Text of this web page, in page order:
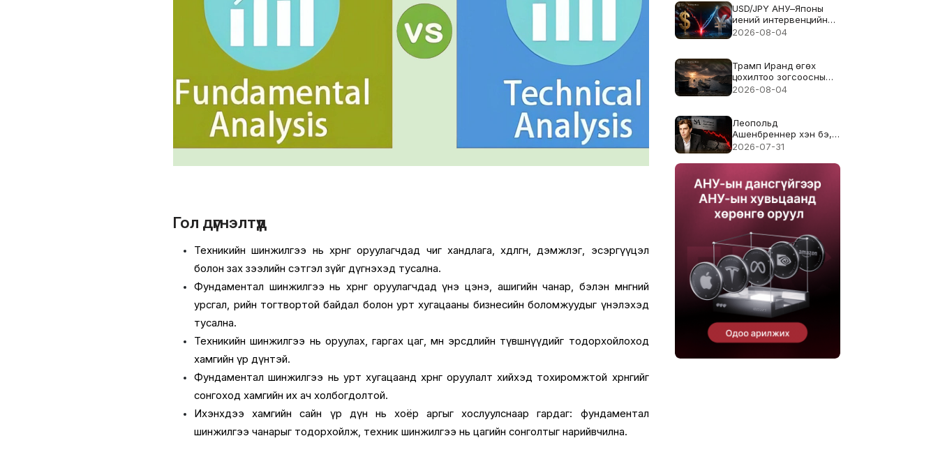
Гол дүгнэлтүүд
Техникийн шинжилгээ нь хөрөнгө оруулагчдад чиг хандлага, хөдөлгөөн, дэмжлэг, эсэргүүцэл
болон зах зээлийн сэтгэл зүйг дүгнэхэд тусална.
Фундаментал шинжилгээ нь хөрөнгө оруулагчдад үнэ цэнэ, ашигийн чанар, бэлэн мөнгөний
урсгал, өрийн тогтвортой байдал болон урт хугацааны бизнесийн боломжуудыг үнэлэхэд
тусална.
Техникийн шинжилгээ нь оруулах, гаргах цаг, мөн эрсдлийн түвшнүүдийг тодорхойлоход
хамгийн үр дүнтэй.
Фундаментал шинжилгээ нь урт хугацаанд хөрөнгө оруулалт хийхэд тохиромжтой хөрөнгийг
сонгоход хамгийн их ач холбогдолтой.
Ихэнхдээ хамгийн сайн үр дүн нь хоёр аргыг хослуулснаар гардаг: фундаментал
шинжилгээ чанарыг тодорхойлж, техник шинжилгээ нь цагийн сонголтыг нарийвчилна.
анхаарлын төвд орж
байна
USD/JPY АНУ–Японы
иений интервенцийн
дараа сэргэжээ. Энэ
2026-08-04
Трамп Иранд өгөх
цохилтоо зогсоосны
дараа WTI 5%-иар
трэнд үргэлжилж
чадах уу?
2026-08-04
Леопольд
Ашенбреннер хэн бэ,
түүний AI хедж фонд
2026-07-31